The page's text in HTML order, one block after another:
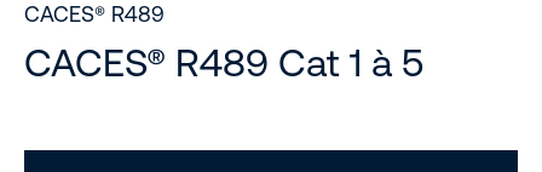
CACES® R489
CACES® R489 Cat 1 à 5